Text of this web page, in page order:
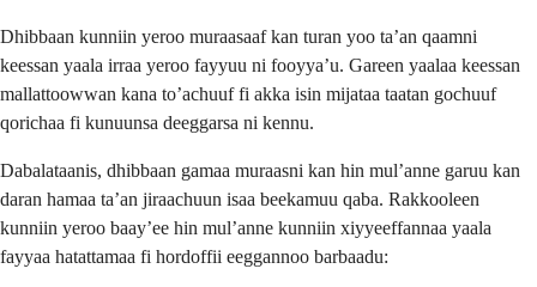
Dhibbaan kunniin yeroo muraasaaf kan turan yoo ta’an qaamni
keessan yaala irraa yeroo fayyuu ni fooyya’u. Gareen yaalaa keessan
mallattoowwan kana to’achuuf fi akka isin mijataa taatan gochuuf
qorichaa fi kunuunsa deeggarsa ni kennu.
Dabalataanis, dhibbaan gamaa muraasni kan hin mul’anne garuu kan
daran hamaa ta’an jiraachuun isaa beekamuu qaba. Rakkooleen
kunniin yeroo baay’ee hin mul’anne kunniin xiyyeeffannaa yaala
fayyaa hatattamaa fi hordoffii eeggannoo barbaadu: